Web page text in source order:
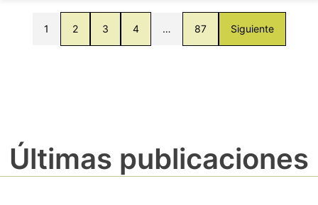
1 2 3 4 … 87 Siguiente
Últimas publicaciones